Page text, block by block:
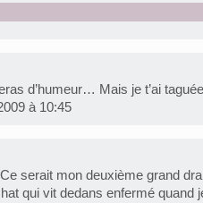
d’humeur… Mais je t’ai taguée
à 10:45
serait mon deuxième grand
qui vit dedans enfermé quand